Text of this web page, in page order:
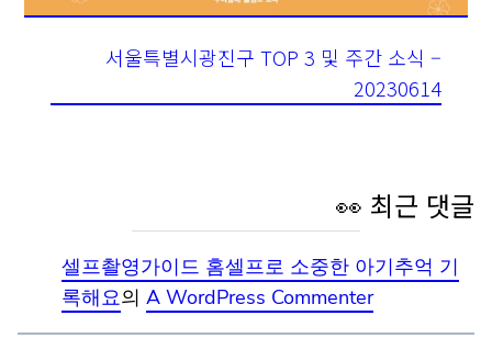
서울특별시광진구 TOP 3 및 주간 소식 –
20230614
👀 최근 댓글
셀프촬영가이드 홈셀프로 소중한 아기추억 기
록해요의 A WordPress Commenter